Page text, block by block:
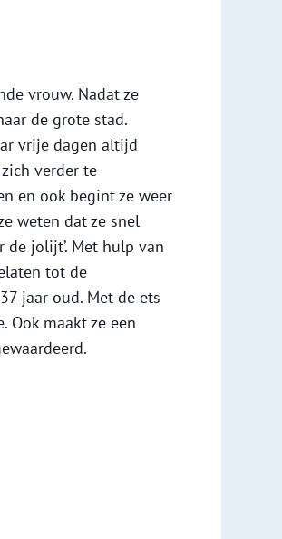
vrouw. Nadat ze
de grote stad.
vrije dagen altijd
verder te
en ook begint ze weer
weten dat ze snel
de jolijt’. Met hulp van
tot de
jaar oud. Met de ets
Ook maakt ze een